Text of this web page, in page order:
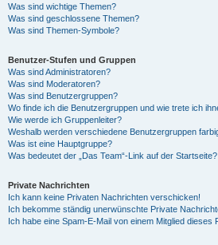
Was sind wichtige Themen?
Was sind geschlossene Themen?
Was sind Themen-Symbole?
Benutzer-Stufen und Gruppen
Was sind Administratoren?
Was sind Moderatoren?
Was sind Benutzergruppen?
Wo finde ich die Benutzergruppen und wie trete ich
Wie werde ich Gruppenleiter?
Weshalb werden verschiedene Benutzergruppen
Was ist eine Hauptgruppe?
Was bedeutet der „Das Team“-Link auf der Startseite?
Private Nachrichten
Ich kann keine Privaten Nachrichten verschicken!
Ich bekomme ständig unerwünschte Private
Ich habe eine Spam-E-Mail von einem Mitglied dieses